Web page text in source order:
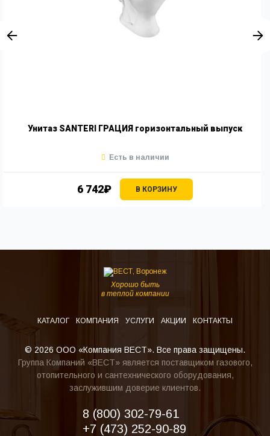
Унитаз SANTERI ГРАЦИЯ горизонтальный выпуск
6 742₽ В КОРЗИНУ
Есть в наличии
Хорошо быть
в теплой компании
КАТАЛОГ КОМПАНИЯ УСЛУГИ АКЦИИ КОНТАКТЫ
© 2026 ООО «Компания ВЕСТ». Все права защищены.
Группа Компаний «ВЕСТ» является поставщиком газового,
отопительного и сантехнического оборудования,
заслужившим доверие клиентов.
8 (800) 302-79-61
+7 (473) 252-90-89